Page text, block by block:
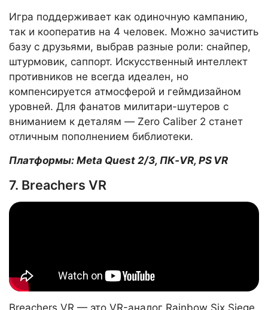
Игра поддерживает как одиночную кампанию,
так и кооператив на 4 человек. Можно зачистить
базу с друзьями, выбрав разные роли: снайпер,
штурмовик, саппорт. Искусственный интеллект
противников не всегда идеален, но
компенсируется атмосферой и геймдизайном
уровней. Для фанатов милитари-шутеров с
вниманием к деталям — Zero Caliber 2 станет
отличным пополнением библиотеки.
Платформы: Meta Quest 2/3, ПК‑VR, PS VR
7. Breachers VR